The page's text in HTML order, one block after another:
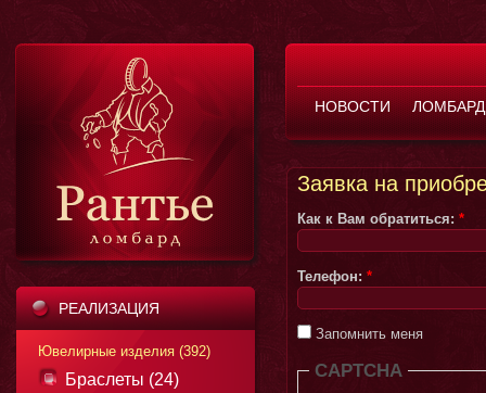
НОВОСТИ ЛОМБАРД
РЕАЛИЗАЦИЯ
Ювелирные изделия (392)
Браслеты (24)
Заявка на
Как к Вам обратиться: *
Телефон: *
Запомнить меня
CAPTCHA